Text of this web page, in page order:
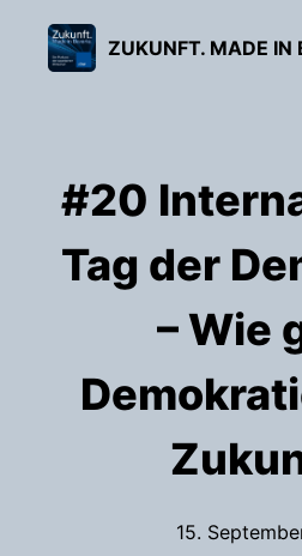
ZUKUNFT. MADE IN
#20
Tag der
– Wie
15.